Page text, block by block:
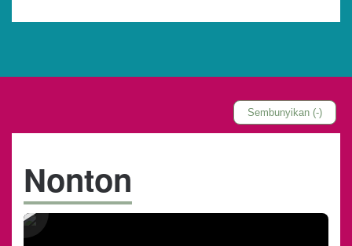
yang engkau perintahkan kepada kami akan kami
lakukan, dan ke mana pun engkau mengutus kami,
1:17 Sebagaimana kami menaati Musa dalam
segala hal, demikian juga kami akan taat
kepadamu. Hanya, kiranya TUHAN, Allahmu,
menyertai engkau seperti Ia menyertai Musa.
Sembunyikan (-)
Nonton